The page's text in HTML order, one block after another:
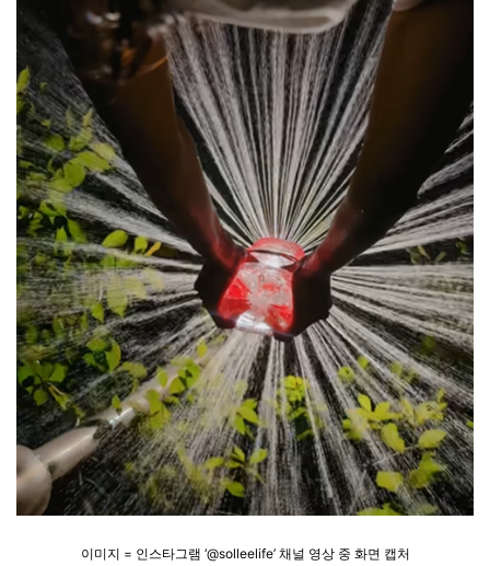
이미지 = 인스타그램 ‘@solleelife’ 채널 영상 중 화면 캡처